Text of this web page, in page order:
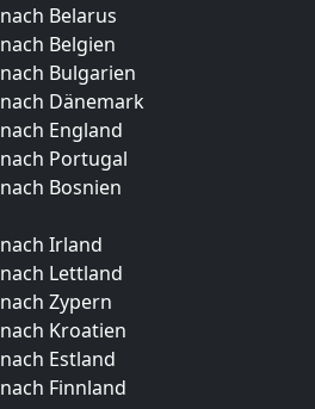
Belarus
Belgien
Bulgarien
Dänemark
England
Portugal
Bosnien
Irland
Lettland
Zypern
Kroatien
Estland
Finnland